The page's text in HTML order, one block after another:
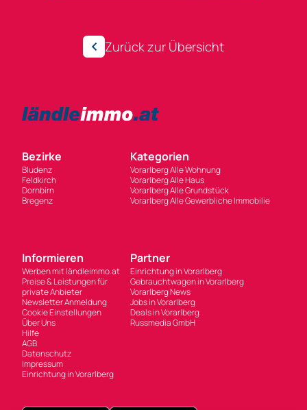
Zurück zur Übersicht
Bezirke
Bludenz
Feldkirch
Dornbirn
Bregenz
Kategorien
Vorarlberg Alle Wohnung
Vorarlberg Alle Haus
Vorarlberg Alle Grundstück
Vorarlberg Alle Gewerbliche Immobilie
Informieren
Werben mit ländleimmo.at
Preise & Leistungen für
private Anbieter
Newsletter Anmeldung
Cookie Einstellungen
Über Uns
Hilfe
AGB
Datenschutz
Impressum
Einrichtung in Vorarlberg
Partner
Einrichtung in Vorarlberg
Gebrauchtwagen in Vorarlberg
Vorarlberg News
Jobs in Vorarlberg
Deals in Vorarlberg
Russmedia GmbH